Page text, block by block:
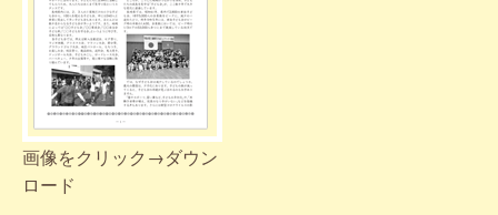
画像をクリック→ダウン
ロード